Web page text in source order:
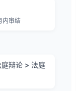
内审结
辩论 > 法庭